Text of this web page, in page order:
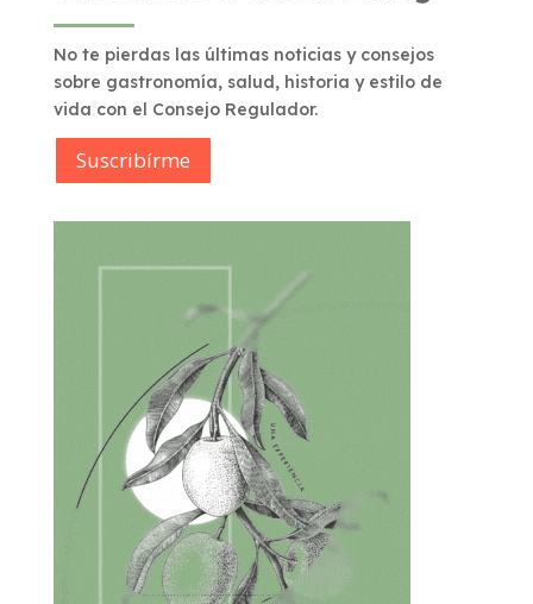
No te pierdas las últimas noticias y consejos
sobre gastronomía, salud, historia y estilo de
vida con el Consejo Regulador.
Suscribírme